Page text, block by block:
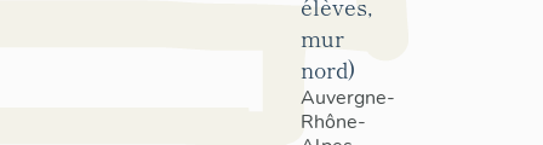
mur
nord)
Auvergne-
Rhône-